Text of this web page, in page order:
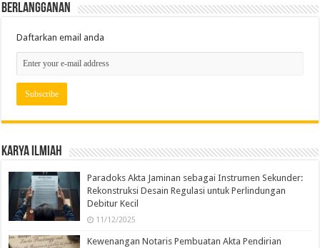
Berlangganan
Daftarkan email anda
Karya Ilmiah
Paradoks Akta Jaminan sebagai Instrumen Sekunder:
Rekonstruksi Desain Regulasi untuk Perlindungan
Debitur Kecil
11/12/2025
Kewenangan Notaris Pembuatan Akta Pendirian